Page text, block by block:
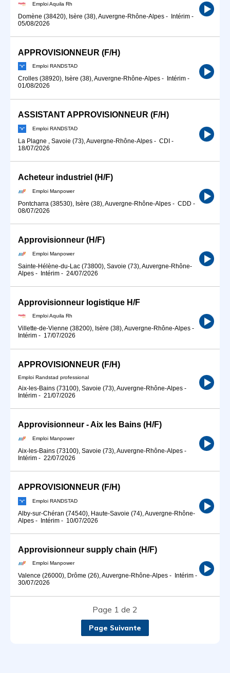
Emploi Aquila Rh
Domène (38420), Isère (38), Auvergne-Rhône-Alpes - Intérim -
05/08/2026
APPROVISIONNEUR (F/H)
Emploi RANDSTAD
Crolles (38920), Isère (38), Auvergne-Rhône-Alpes - Intérim -
01/08/2026
ASSISTANT APPROVISIONNEUR (F/H)
Emploi RANDSTAD
La Plagne , Savoie (73), Auvergne-Rhône-Alpes - CDI -
18/07/2026
Acheteur industriel (H/F)
Emploi Manpower
Pontcharra (38530), Isère (38), Auvergne-Rhône-Alpes - CDD -
08/07/2026
Approvisionneur (H/F)
Emploi Manpower
Sainte-Hélène-du-Lac (73800), Savoie (73), Auvergne-Rhône-
Alpes - Intérim - 24/07/2026
Approvisionneur logistique H/F
Emploi Aquila Rh
Villette-de-Vienne (38200), Isère (38), Auvergne-Rhône-Alpes -
Intérim - 17/07/2026
APPROVISIONNEUR (F/H)
Emploi Randstad professional
Aix-les-Bains (73100), Savoie (73), Auvergne-Rhône-Alpes -
Intérim - 21/07/2026
Approvisionneur - Aix les Bains (H/F)
Emploi Manpower
Aix-les-Bains (73100), Savoie (73), Auvergne-Rhône-Alpes -
Intérim - 22/07/2026
APPROVISIONNEUR (F/H)
Emploi RANDSTAD
Alby-sur-Chéran (74540), Haute-Savoie (74), Auvergne-Rhône-
Alpes - Intérim - 10/07/2026
Approvisionneur supply chain (H/F)
Emploi Manpower
Valence (26000), Drôme (26), Auvergne-Rhône-Alpes - Intérim -
30/07/2026
Page 1 de 2
Page Suivante